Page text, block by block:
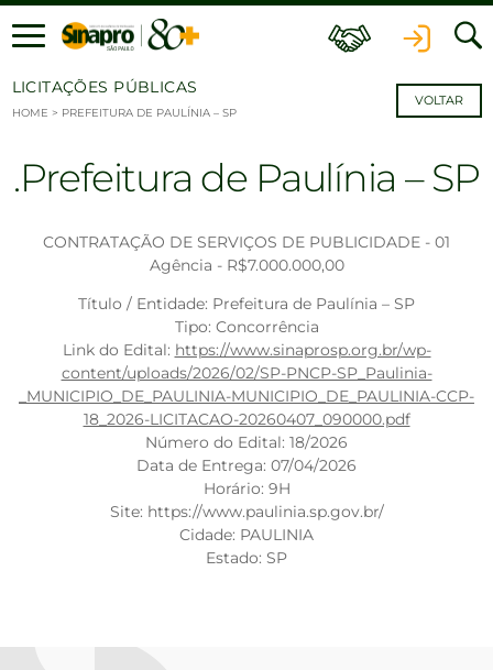
Ir para o conteúdo
LICITAÇÕES PÚBLICAS
HOME > PREFEITURA DE PAULÍNIA – SP
VOLTAR
Prefeitura de Paulínia – SP
CONTRATAÇÃO DE SERVIÇOS DE PUBLICIDADE - 01
Agência - R$7.000.000,00
Título / Entidade: Prefeitura de Paulínia – SP
Tipo: Concorrência
Link do Edital: https://www.sinaprosp.org.br/wp-
content/uploads/2026/02/SP-PNCP-SP_Paulinia-
_MUNICIPIO_DE_PAULINIA-MUNICIPIO_DE_PAULINIA-CCP-
18_2026-LICITACAO-20260407_090000.pdf
Número do Edital: 18/2026
Data de Entrega: 07/04/2026
Horário: 9H
Site: https://www.paulinia.sp.gov.br/
Cidade: PAULINIA
Estado: SP